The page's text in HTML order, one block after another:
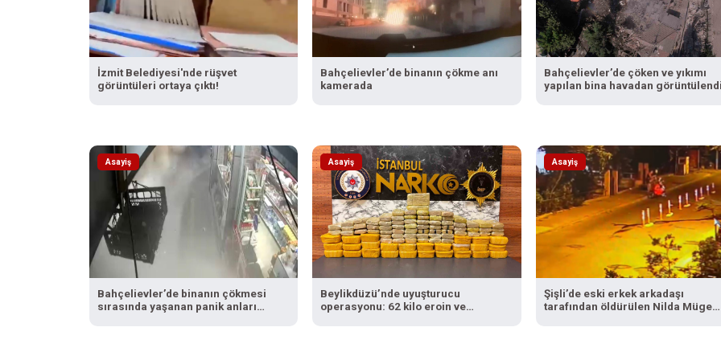
İzmit Belediyesi'nde rüşvet
görüntüleri ortaya çıktı!
Bahçelievler’de binanın çökme anı
kamerada
Bahçelievler’de çöken ve yıkımı
yapılan bina havadan görüntülendi
Asayiş
Bahçelievler’de binanın çökmesi
sırasında yaşanan panik anları
Asayiş
Beylikdüzü’nde uyuşturucu
operasyonu: 62 kilo eroin ve
Asayiş
Şişli’de eski erkek arkadaşı
tarafından öldürülen Nilda Müge